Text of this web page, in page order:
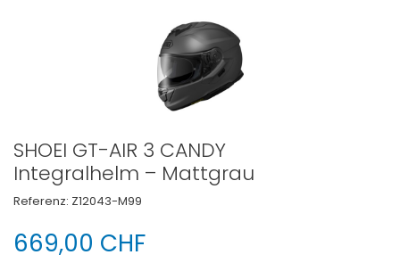
SHOEI GT-AIR 3 CANDY
Integralhelm – Mattgrau
Referenz: Z12043-M99
669,00 CHF